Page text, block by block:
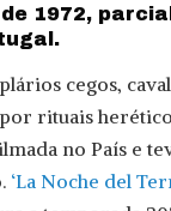
de 1972,
cegos,
rituais
no País e
‘La Noche del